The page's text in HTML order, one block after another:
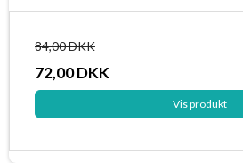
84,00 DKK
72,00 DKK
Vis produkt